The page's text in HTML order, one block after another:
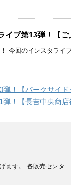
イブ第13弾！【ご
今回のインスタライ
！【パークサイド
！【長吉中央商店
ます。 各販売センタ